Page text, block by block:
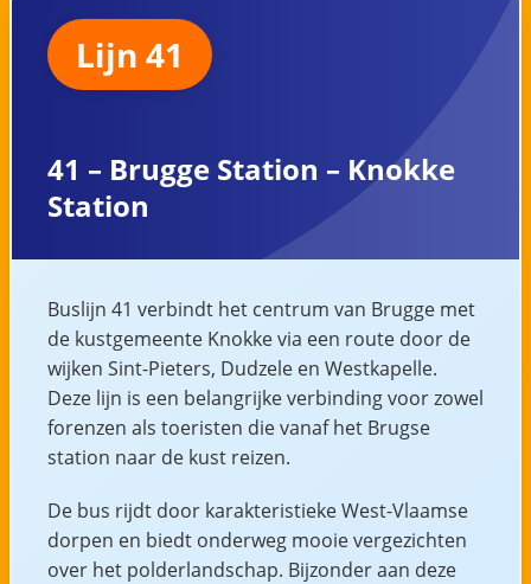
Lijn 41
41 – Brugge Station – Knokke
Station
Buslijn 41 verbindt het centrum van Brugge met
de kustgemeente Knokke via een route door de
wijken Sint-Pieters, Dudzele en Westkapelle.
Deze lijn is een belangrijke verbinding voor zowel
forenzen als toeristen die vanaf het Brugse
station naar de kust reizen.
De bus rijdt door karakteristieke West-Vlaamse
dorpen en biedt onderweg mooie vergezichten
over het polderlandschap. Bijzonder aan deze